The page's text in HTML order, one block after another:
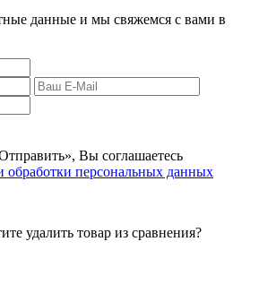
данные и мы свяжемся с вами в
Вы соглашаетесь
обработки персональных данных
удалить товар из сравнения?